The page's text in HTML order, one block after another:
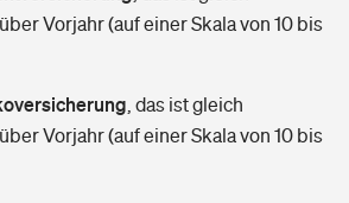
Versicherer finden
Vorjahr (auf einer Skala von 10 bis
das ist gleich
Vorjahr (auf einer Skala von 10 bis